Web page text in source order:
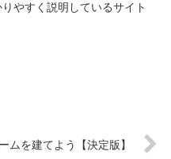
やすく説明しているサイト
ムを建てよう【決定版】